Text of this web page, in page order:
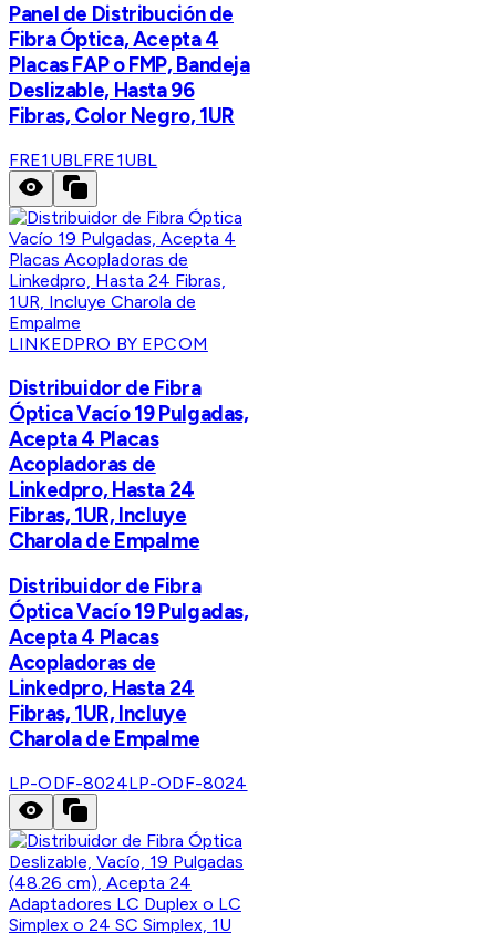
Panel de Distribución de
Fibra Óptica, Acepta 4
Placas FAP o FMP, Bandeja
Deslizable, Hasta 96
Fibras, Color Negro, 1UR
FRE1UBLFRE1UBL
LINKEDPRO BY EPCOM
Distribuidor de Fibra
Óptica Vacío 19 Pulgadas,
Acepta 4 Placas
Acopladoras de
Linkedpro, Hasta 24
Fibras, 1UR, Incluye
Charola de Empalme
Distribuidor de Fibra
Óptica Vacío 19 Pulgadas,
Acepta 4 Placas
Acopladoras de
Linkedpro, Hasta 24
Fibras, 1UR, Incluye
Charola de Empalme
LP-ODF-8024LP-ODF-8024